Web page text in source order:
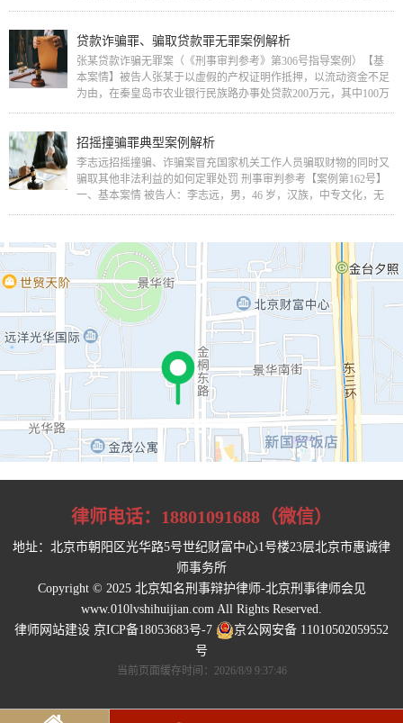
某华（以下简称“…
贷款诈骗罪、骗取贷款罪无罪案例解析
张某贷款诈骗无罪案（《刑事审判参考》第306号指导案例）【基
本案情】被告人张某于以虚假的产权证明作抵押，以流动资金不足
为由，在秦皇岛市农业银行民族路办事处贷款200万元，其中100万
元用于做期货生意，另100万元…
招摇撞骗罪典型案例解析
李志远招摇撞骗、诈骗案冒充国家机关工作人员骗取财物的同时又
骗取其他非法利益的如何定罪处罚 刑事审判参考【案例第162号】
一、基本案情 被告人：李志远，男，46 岁，汉族，中专文化，无
业。1995 年因犯诈骗罪、…
律师电话： 18801091688（微信）
地址：北京市朝阳区光华路5号世纪财富中心1号楼23层北京市惠诚律
师事务所
Copyright © 2025 北京知名刑事辩护律师-北京刑事律师会见
www.010lvshihuijian.com All Rights Reserved.
律师网站建设 京ICP备18053683号-7
京公网安备 11010502059552
号
当前页面缓存时间： 2026/8/9 9:37:46